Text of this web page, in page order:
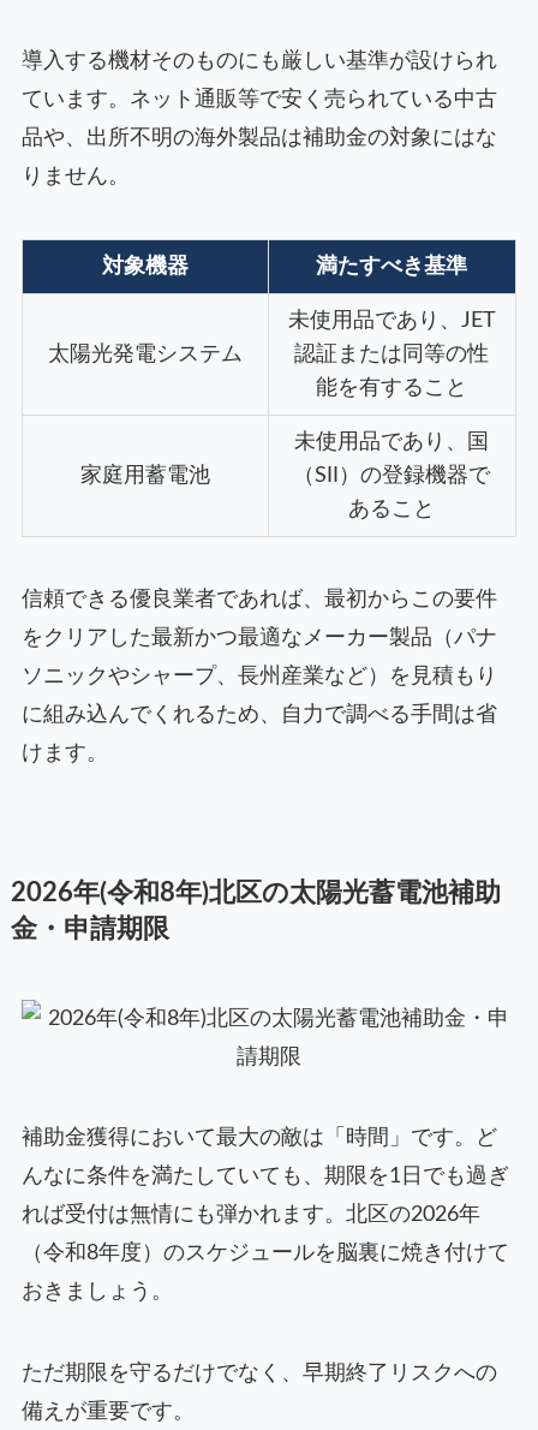
導入する機材そのものにも厳しい基準が設けられ
ています。ネット通販等で安く売られている中古
品や、出所不明の海外製品は補助金の対象にはな
りません。
対象機器 満たすべき基準
太陽光発電システム
未使用品であり、JET
認証または同等の性
能を有すること
家庭用蓄電池
未使用品であり、国
（SII）の登録機器で
あること
信頼できる優良業者であれば、最初からこの要件
をクリアした最新かつ最適なメーカー製品（パナ
ソニックやシャープ、長州産業など）を見積もり
に組み込んでくれるため、自力で調べる手間は省
けます。
2026年(令和8年)北区の太陽光蓄電池補助
金・申請期限
補助金獲得において最大の敵は「時間」です。ど
んなに条件を満たしていても、期限を1日でも過ぎ
れば受付は無情にも弾かれます。北区の2026年
（令和8年度）のスケジュールを脳裏に焼き付けて
おきましょう。
ただ期限を守るだけでなく、早期終了リスクへの
備えが重要です。